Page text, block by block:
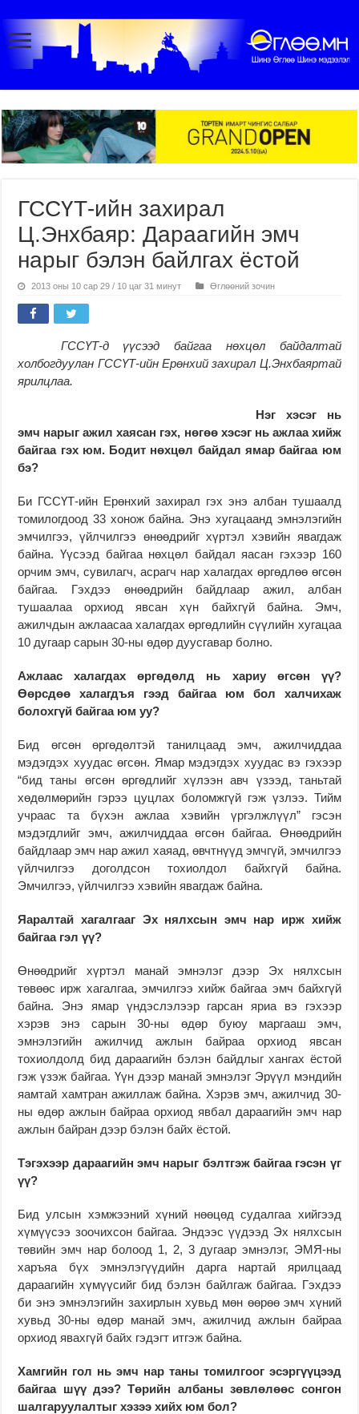
ГССҮТ-ийн захирал
Ц.Энхбаяр: Дараагийн эмч
нарыг бэлэн байлгах ёстой
2013 оны 10 сар 29 / 10 цаг 31 минут Өглөөний зочин
ГССҮТ-д үүсээд байгаа нөхцөл байдалтай
холбогдуулан ГССҮТ-ийн Ерөнхий захирал Ц.Энхбаяртай
ярилцлаа.
Нэг хэсэг нь
эмч нарыг ажил хаясан гэх, нөгөө хэсэг нь ажлаа хийж
байгаа гэх юм. Бодит нөхцөл байдал ямар байгаа юм
бэ?
Би ГССҮТ-ийн Ерөнхий захирал гэх энэ албан тушаалд
томилогдоод 33 хонож байна. Энэ хугацаанд эмнэлэгийн
эмчилгээ, үйлчилгээ өнөөдрийг хүртэл хэвийн явагдаж
байна. Үүсээд байгаа нөхцөл байдал яасан гэхээр 160
орчим эмч, сувилагч, асрагч нар халагдах өргөдлөө өгсөн
байгаа. Гэхдээ өнөөдрийн байдлаар ажил, албан
тушаалаа орхиод явсан хүн байхгүй байна. Эмч,
ажилчдын ажлаасаа халагдах өргөдлийн сүүлийн хугацаа
10 дугаар сарын 30-ны өдөр дуусгавар болно.
Ажлаас халагдах өргөдөлд нь хариу өгсөн үү?
Өөрсдөө халагдъя гээд байгаа юм бол халчихаж
болохгүй байгаа юм уу?
Бид өгсөн өргөдөлтэй танилцаад эмч, ажилчиддаа
мэдэгдэх хуудас өгсөн. Ямар мэдэгдэх хуудас вэ гэхээр
“бид таны өгсөн өргөдлийг хүлээн авч үзээд, таньтай
хөдөлмөрийн гэрээ цуцлах боломжгүй гэж үзлээ. Тийм
учраас та бүхэн ажлаа хэвийн үргэлжлүүл” гэсэн
мэдэгдлийг эмч, ажилчиддаа өгсөн байгаа. Өнөөдрийн
байдлаар эмч нар ажил хаяад, өвчтнүүд эмчгүй, эмчилгээ
үйлчилгээ доголдсон тохиолдол байхгүй байна.
Эмчилгээ, үйлчилгээ хэвийн явагдаж байна.
Яаралтай хагалгааг Эх нялхсын эмч нар ирж хийж
байгаа гэл үү?
Өнөөдрийг хүртэл манай эмнэлэг дээр Эх нялхсын
төвөөс ирж хагалгаа, эмчилгээ хийж байгаа эмч байхгүй
байна. Энэ ямар үндэслэлээр гарсан яриа вэ гэхээр
хэрэв энэ сарын 30-ны өдөр буюу маргааш эмч,
эмнэлэгийн ажилчид ажлын байраа орхиод явсан
тохиолдолд бид дараагийн бэлэн байдлыг хангах ёстой
гэж үзэж байгаа. Үүн дээр манай эмнэлэг Эрүүл мэндийн
яамтай хамтран ажиллаж байна. Хэрэв эмч, ажилчид 30-
ны өдөр ажлын байраа орхиод явбал дараагийн эмч нар
ажлын байран дээр бэлэн байх ёстой.
Тэгэхээр дараагийн эмч нарыг бэлтгэж байгаа гэсэн үг
үү?
Бид улсын хэмжээний хүний нөөцөд судалгаа хийгээд
хүмүүсээ зоочихсон байгаа. Эндээс үүдээд Эх нялхсын
төвийн эмч нар болоод 1, 2, 3 дугаар эмнэлэг, ЭМЯ-ны
харъяа бүх эмнэлэгүүдийн дарга нартай ярилцаад
дараагийн хүмүүсийг бид бэлэн байлгаж байгаа. Гэхдээ
би энэ эмнэлэгийн захирлын хувьд мөн өөрөө эмч хүний
хувьд 30-ны өдөр манай эмч, ажилчид ажлын байраа
орхиод явахгүй байх гэдэгт итгэж байна.
Хамгийн гол нь эмч нар таны томилгоог эсэргүүцээд
байгаа шүү дээ? Төрийн албаны зөвлөлөөс сонгон
шалгаруулалтыг хэзээ хийх юм бол?